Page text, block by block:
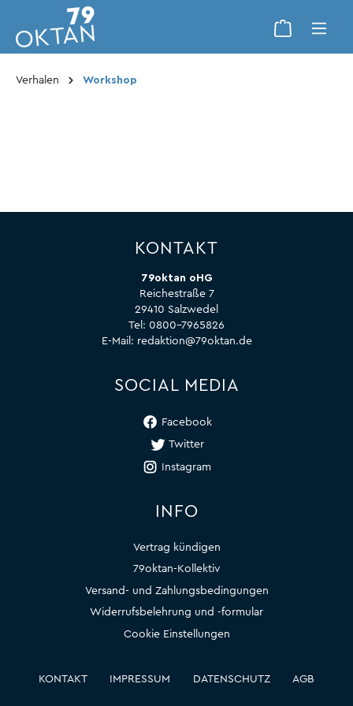
Verhalen Workshop
KONTAKT
79oktan oHG
Reichestraße 7
29410 Salzwedel
Tel: 0800-7965826
E-Mail: redaktion@79oktan.de
SOCIAL MEDIA
Facebook
Twitter
Instagram
INFO
Vertrag kündigen
79oktan-Kollektiv
Versand- und Zahlungsbedingungen
Widerrufsbelehrung und -formular
Cookie Einstellungen
KONTAKT IMPRESSUM DATENSCHUTZ AGB